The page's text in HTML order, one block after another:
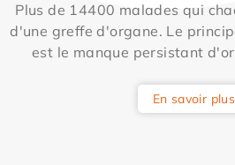
Plus de 14400 malades qui
d'une greffe d'organe. Le
est le manque persistant
En savoir plus